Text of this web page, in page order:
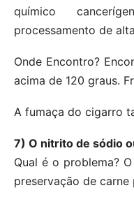
químico
processamento de
Onde Encontro?
acima de 120 graus.
A fumaça do cigarro
7) O nitrito de sódio
Qual é o problema?
preservação de carne